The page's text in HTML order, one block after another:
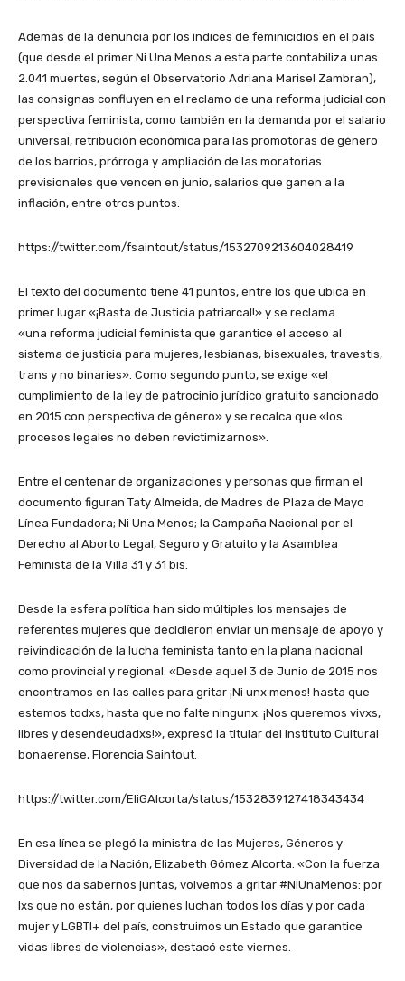
Además de la denuncia por los índices de feminicidios en el país
(que desde el primer Ni Una Menos a esta parte contabiliza unas
2.041 muertes, según el Observatorio Adriana Marisel Zambran),
las consignas confluyen en el reclamo de una reforma judicial con
perspectiva feminista, como también en la demanda por el salario
universal, retribución económica para las promotoras de género
de los barrios, prórroga y ampliación de las moratorias
previsionales que vencen en junio, salarios que ganen a la
inflación, entre otros puntos.
https://twitter.com/fsaintout/status/1532709213604028419
El texto del documento tiene 41 puntos, entre los que ubica en
primer lugar «¡Basta de Justicia patriarcal!» y se reclama
«una reforma judicial feminista que garantice el acceso al
sistema de justicia para mujeres, lesbianas, bisexuales, travestis,
trans y no binaries». Como segundo punto, se exige «el
cumplimiento de la ley de patrocinio jurídico gratuito sancionado
en 2015 con perspectiva de género» y se recalca que «los
procesos legales no deben revictimizarnos».
Entre el centenar de organizaciones y personas que firman el
documento figuran Taty Almeida, de Madres de Plaza de Mayo
Línea Fundadora; Ni Una Menos; la Campaña Nacional por el
Derecho al Aborto Legal, Seguro y Gratuito y la Asamblea
Feminista de la Villa 31 y 31 bis.
Desde la esfera política han sido múltiples los mensajes de
referentes mujeres que decidieron enviar un mensaje de apoyo y
reivindicación de la lucha feminista tanto en la plana nacional
como provincial y regional. «Desde aquel 3 de Junio de 2015 nos
encontramos en las calles para gritar ¡Ni unx menos! hasta que
estemos todxs, hasta que no falte ningunx. ¡Nos queremos vivxs,
libres y desendeudadxs!», expresó la titular del Instituto Cultural
bonaerense, Florencia Saintout.
https://twitter.com/EliGAlcorta/status/1532839127418343434
En esa línea se plegó la ministra de las Mujeres, Géneros y
Diversidad de la Nación, Elizabeth Gómez Alcorta. «Con la fuerza
que nos da sabernos juntas, volvemos a gritar #NiUnaMenos: por
lxs que no están, por quienes luchan todos los días y por cada
mujer y LGBTI+ del país, construimos un Estado que garantice
vidas libres de violencias», destacó este viernes.